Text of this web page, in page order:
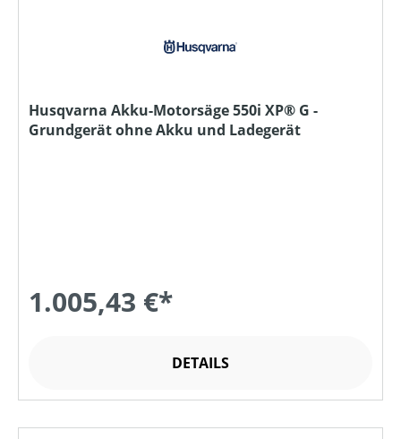
Husqvarna Akku-Motorsäge 550i XP® G -
Grundgerät ohne Akku und Ladegerät
1.005,43 €*
DETAILS